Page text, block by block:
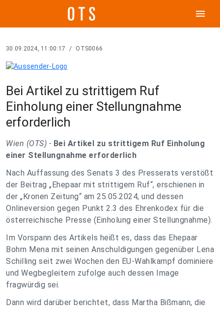
menu
30.09.2024, 11:00:17 / OTS0066
Bei Artikel zu strittigem Ruf
Einholung einer Stellungnahme
erforderlich
Wien (OTS) - Bei Artikel zu strittigem Ruf Einholung
einer Stellungnahme erforderlich
Nach Auffassung des Senats 3 des Presserats verstößt
der Beitrag „Ehepaar mit strittigem Ruf“, erschienen in
der „Kronen Zeitung“ am 25.05.2024, und dessen
Onlineversion gegen Punkt 2.3 des Ehrenkodex für die
österreichische Presse (Einholung einer Stellungnahme).
Im Vorspann des Artikels heißt es, dass das Ehepaar
Bohrn Mena mit seinen Anschuldigungen gegenüber Lena
Schilling seit zwei Wochen den EU-Wahlkampf dominiere
und Wegbegleitern zufolge auch dessen Image
fragwürdig sei.
Dann wird darüber berichtet, dass Martha Bißmann, die